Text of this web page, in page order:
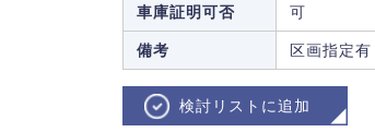
車庫証明可否 可
備考 区画指定有
検討リストに追加